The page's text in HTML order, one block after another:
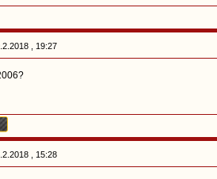
, 19:27
, 15:28